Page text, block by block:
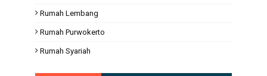
Rumah Lembang
Rumah Purwokerto
Rumah Syariah